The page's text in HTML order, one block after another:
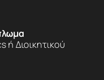
ή Διοικητικού